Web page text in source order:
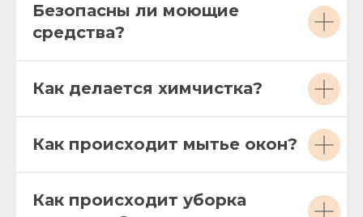
Безопасны ли моющие
средства?
Как делается химчистка?
Как происходит мытье окон?
Как происходит уборка